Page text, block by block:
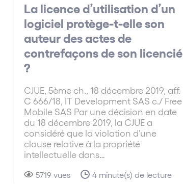
La licence d’utilisation d’un
logiciel protège-t-elle son
auteur des actes de
contrefaçons de son licencié
?
CJUE, 5ème ch., 18 décembre 2019, aff.
C 666/18, IT Development SAS c./ Free
Mobile SAS Par une décision en date
du 18 décembre 2019, la CJUE a
considéré que la violation d’une
clause relative à la propriété
intellectuelle dans…
5719 vues 4 minute(s) de lecture